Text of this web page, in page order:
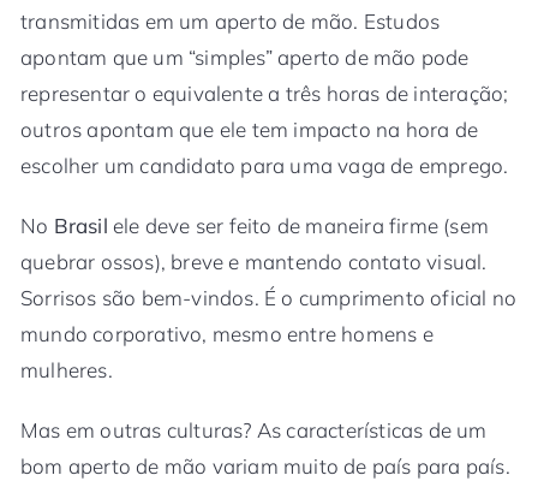
transmitidas em um aperto de mão. Estudos
apontam que um “simples” aperto de mão pode
representar o equivalente a três horas de interação;
outros apontam que ele tem impacto na hora de
escolher um candidato para uma vaga de emprego.
No Brasil ele deve ser feito de maneira firme (sem
quebrar ossos), breve e mantendo contato visual.
Sorrisos são bem-vindos. É o cumprimento oficial no
mundo corporativo, mesmo entre homens e
mulheres.
Mas em outras culturas? As características de um
bom aperto de mão variam muito de país para país.